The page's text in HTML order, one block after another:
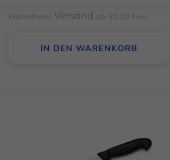
Kostenfreier Versand ab 50,00 Euro
IN DEN WARENKORB